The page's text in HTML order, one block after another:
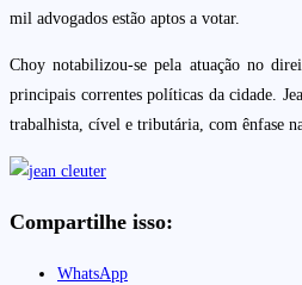
mil advogados estão aptos a votar.
Choy notabilizou-se pela atuação no
principais correntes políticas da cidade.
trabalhista, cível e tributária, com ênfase
Compartilhe isso:
WhatsApp